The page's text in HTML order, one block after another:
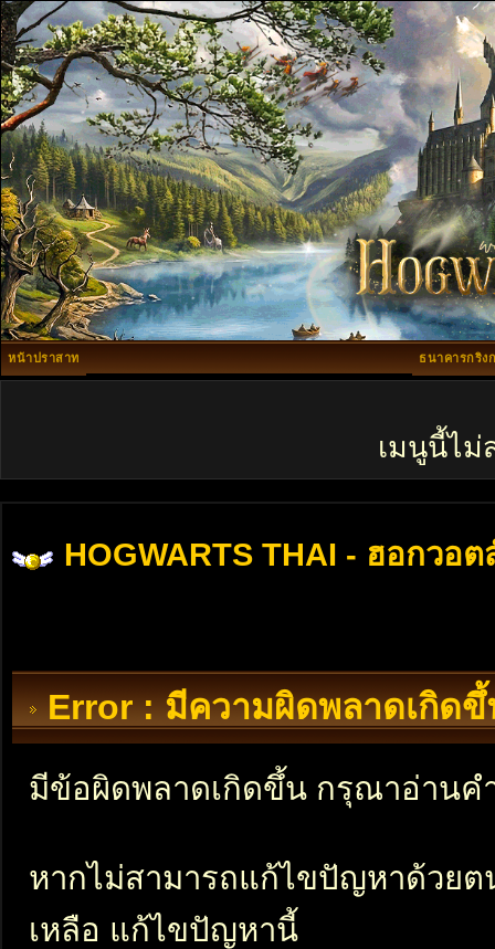
หน้าปราสาท ธนาคารกริง
เมนูนี้ไม่
HOGWARTS THAI - ฮอกวอต
Error : มีความผิดพลาดเกิดขึ้
มีข้อผิดพลาดเกิดขึ้น กรุณาอ่านค
หากไม่สามารถแก้ไขปัญหาด้วย
เหลือ แก้ไขปัญหานี้